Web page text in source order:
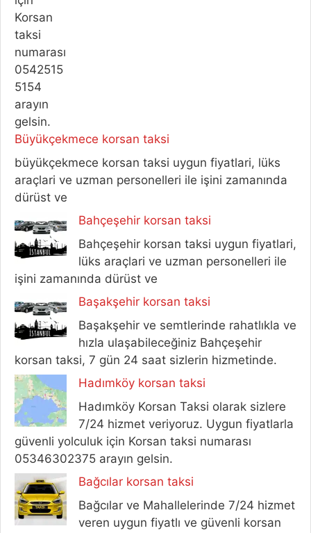
Büyükçekmece korsan taksi
büyükçekmece korsan taksi uygun fiyatlari, lüks
araçlari ve uzman personelleri ile işini zamanında
dürüst ve
Bahçeşehir korsan taksi
Bahçeşehir korsan taksi uygun fiyatlari,
lüks araçlari ve uzman personelleri ile
işini zamanında dürüst ve
Başakşehir korsan taksi
Başakşehir ve semtlerinde rahatlıkla ve
hızla ulaşabileceğiniz Bahçeşehir
korsan taksi, 7 gün 24 saat sizlerin hizmetinde.
Hadımköy korsan taksi
Hadımköy Korsan Taksi olarak sizlere
7/24 hizmet veriyoruz. Uygun fiyatlarla
güvenli yolculuk için Korsan taksi numarası
05346302375 arayın gelsin.
Bağcılar korsan taksi
Bağcılar ve Mahallelerinde 7/24 hizmet
veren uygun fiyatlı ve güvenli korsan